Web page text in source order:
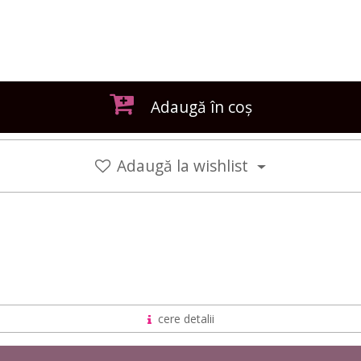
Adaugă în coș
Adaugă la wishlist
cere detalii